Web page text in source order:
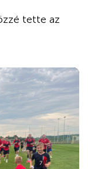
tette az